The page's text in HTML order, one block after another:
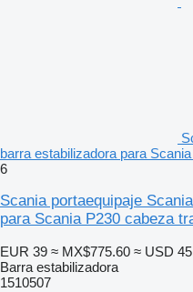
barra estabilizadora para
6
Scania portaequipaje
para Scania P230 cabeza
EUR 39 ≈ MX$775.60 ≈ USD
Barra estabilizadora
1510507